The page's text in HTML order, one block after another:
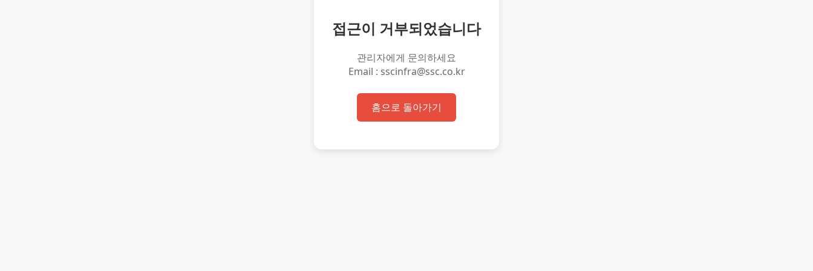
접근이 거부되었습니다
관리자에게 문의하세요
Email : sscinfra@ssc.co.kr
홈으로 돌아가기